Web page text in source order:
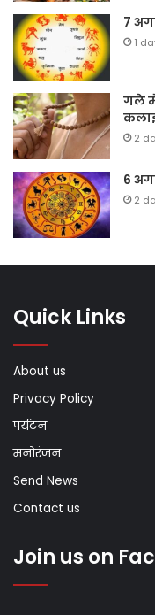
7
1
गले में
2
6
2
Quick Links
About us
Privacy Policy
पर्यटन
मनोरंजन
Send News
Contact us
Join us on